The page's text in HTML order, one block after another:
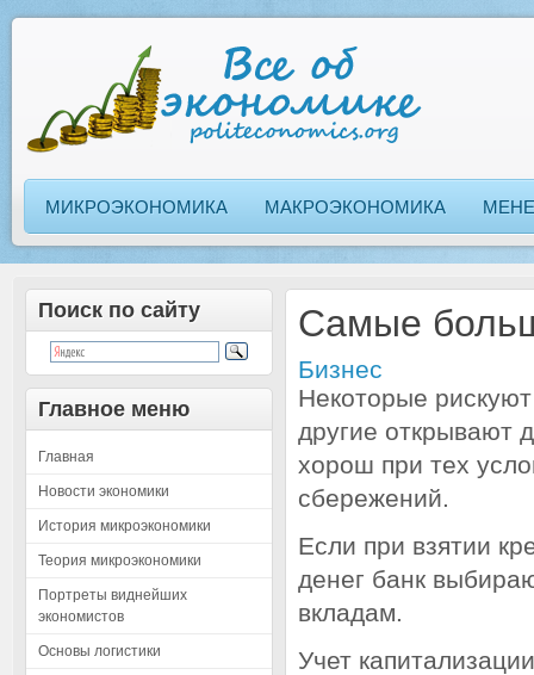
МИКРОЭКОНОМИКА МАКРОЭКОНОМИКА
Поиск по сайту
Главное меню
Главная
Новости экономики
История микроэкономики
Теория микроэкономики
Портреты виднейших
экономистов
Основы логистики
Самые
Бизнес
Некоторые
другие открывают
хорош при тех
сбережений.
Если при взятии
денег банк
вкладам.
Учет